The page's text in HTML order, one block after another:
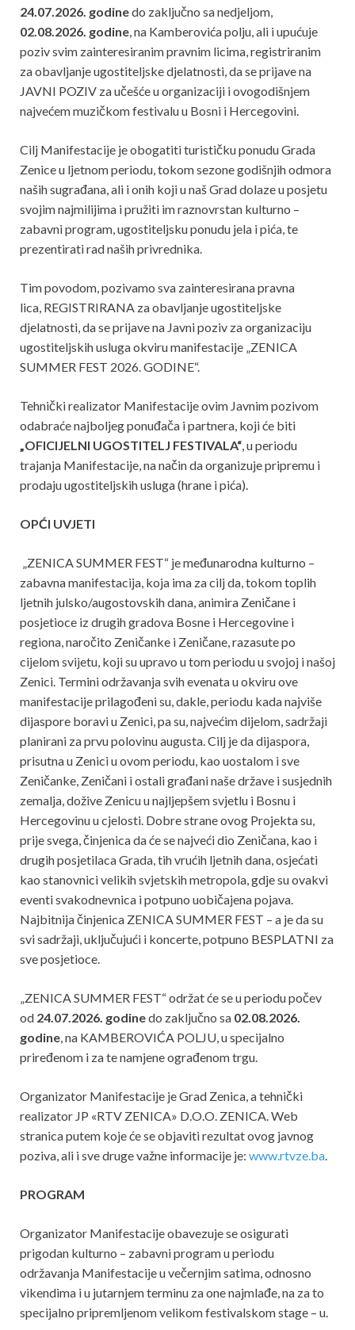
24.07.2026. godinedo zaključno sa nedjeljom,
02.08.2026. godine, na Kamberovića polju, ali i upućuje
poziv svim zainteresiranim pravnim licima, registriranim
za obavljanje ugostiteljske djelatnosti, da se prijave na
JAVNI POZIV za učešće u organizaciji i ovogodišnjem
najvećem muzičkom festivalu u Bosni i Hercegovini.
Cilj Manifestacije je obogatiti turističku ponudu Grada
Zenice u ljetnom periodu, tokom sezone godišnjih odmora
naših sugrađana, ali i onih koji u naš Grad dolaze u posjetu
svojim najmilijima i pružiti im raznovrstan kulturno –
zabavni program, ugostiteljsku ponudu jela i pića, te
prezentirati rad naših privrednika.
Tim povodom, pozivamo sva zainteresirana pravna
lica, REGISTRIRANA za obavljanje ugostiteljske
djelatnosti, da se prijave na Javni poziv za organizaciju
ugostiteljskih usluga okviru manifestacije „ZENICA
SUMMER FEST 2026. GODINE“.
Tehnički realizator Manifestacije ovim Javnim pozivom
odabraće najboljeg ponuđača i partnera, koji će biti
„OFICIJELNI UGOSTITELJ FESTIVALA“, u periodu
trajanja Manifestacije, na način da organizuje pripremu i
prodaju ugostiteljskih usluga (hrane i pića).
OPĆI UVJETI
„ZENICA SUMMER FEST“ je međunarodna kulturno –
zabavna manifestacija, koja ima za cilj da, tokom toplih
ljetnih julsko/augostovskih dana, animira Zeničane i
posjetioce iz drugih gradova Bosne i Hercegovine i
regiona, naročito Zeničanke i Zeničane, razasute po
cijelom svijetu, koji su upravo u tom periodu u svojoj i našoj
Zenici. Termini održavanja svih evenata u okviru ove
manifestacije prilagođeni su, dakle, periodu kada najviše
dijaspore boravi u Zenici, pa su, najvećim dijelom, sadržaji
planirani za prvu polovinu augusta. Cilj je da dijaspora,
prisutna u Zenici u ovom periodu, kao uostalom i sve
Zeničanke, Zeničani i ostali građani naše države i susjednih
zemalja, dožive Zenicu u najljepšem svjetlu i Bosnu i
Hercegovinu u cjelosti. Dobre strane ovog Projekta su,
prije svega, činjenica da će se najveći dio Zeničana, kao i
drugih posjetilaca Grada, tih vrućih ljetnih dana, osjećati
kao stanovnici velikih svjetskih metropola, gdje su ovakvi
eventi svakodnevnica i potpuno uobičajena pojava.
Najbitnija činjenica ZENICA SUMMER FEST – a je da su
svi sadržaji, uključujući i koncerte, potpuno BESPLATNI za
sve posjetioce.
„ZENICA SUMMER FEST“ održat će se u periodu počev
od 24.07.2026. godinedo zaključno sa 02.08.2026.
godine, na KAMBEROVIĆA POLJU, u specijalno
priređenom i za te namjene ograđenom trgu.
Organizator Manifestacije je Grad Zenica, a tehnički
realizator JP «RTV ZENICA» D.O.O. ZENICA. Web
stranica putem koje će se objaviti rezultat ovog javnog
poziva, ali i sve druge važne informacije je: www.rtvze.ba.
PROGRAM
Organizator Manifestacije obavezuje se osigurati
prigodan kulturno – zabavni program u periodu
održavanja Manifestacije u večernjim satima, odnosno
vikendima i u jutarnjem terminu za one najmlađe, na za to
specijalno pripremljenom velikom festivalskom stage – u.